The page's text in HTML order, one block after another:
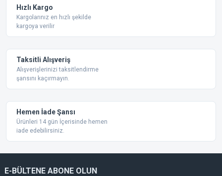
Bu ürüne benzer farklı alternatifler olmalı.
Hızlı Kargo
Kargolarınız en hızlı şekilde
kargoya verilir
Taksitli Alışveriş
Alışverişlerinizi taksitlendirme
şansını kaçırmayın.
Hemen İade Şansı
Ürünleri 14 gün İçerisinde hemen
iade edebilirsiniz.
E-BÜLTENE ABONE OLUN